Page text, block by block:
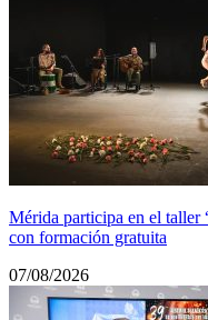
Mérida participa en el taller
con formación gratuita
07/08/2026